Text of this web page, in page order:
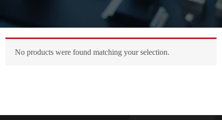
No products were found matching your selection.